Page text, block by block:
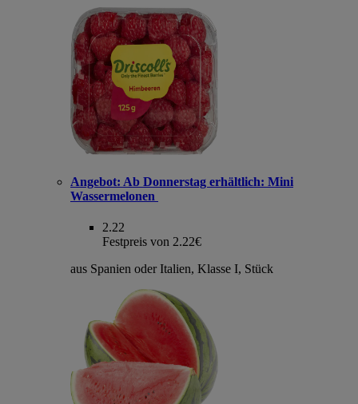
Angebot: Ab Donnerstag erhältlich: Mini
Wassermelonen
2.22
Festpreis von 2.22€
aus Spanien oder Italien, Klasse I, Stück